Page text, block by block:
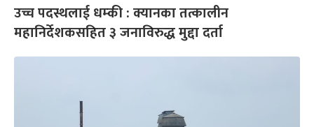
उच्च पदस्थलाई धम्की : क्यानका तत्कालीन
महानिर्देशकसहित ३ जनाविरुद्ध मुद्दा दर्ता